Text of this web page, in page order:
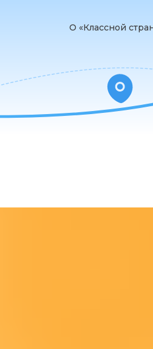
О «Классной